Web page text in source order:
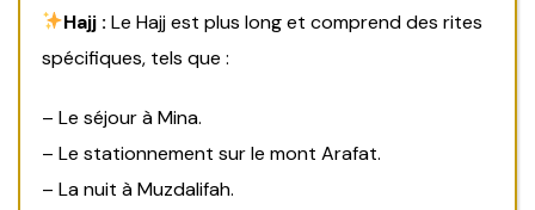
Hajj :Le Hajj est plus long et comprend des rites
spécifiques, tels que :
– Le séjour à Mina.
– Le stationnement sur le mont Arafat.
– La nuit à Muzdalifah.